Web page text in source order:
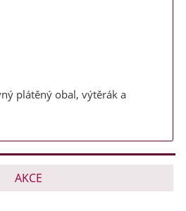
plátěný obal, výtěrák a
AKCE